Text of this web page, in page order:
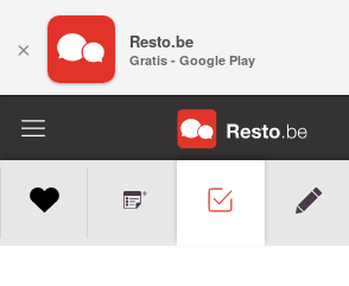
× Resto.be
Gratis - Google Play